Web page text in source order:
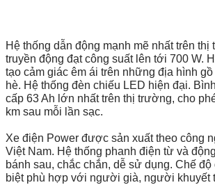
Hệ thống dẫn động mạnh mẽ nhất trên
truyền động đạt công suất lên tới 700 W.
tạo cảm giác êm ái trên những địa hình
hè. Hệ thống đèn chiếu LED hiện đại.
cấp 63 Ah lớn nhất trên thị trường, cho
km sau mỗi lần sạc.
Xe điện Power được sản xuất theo công
Việt Nam. Hệ thống phanh điện từ và
bánh sau, chắc chắn, dễ sử dụng. Chế
biệt phù hợp với người già, người khuyết